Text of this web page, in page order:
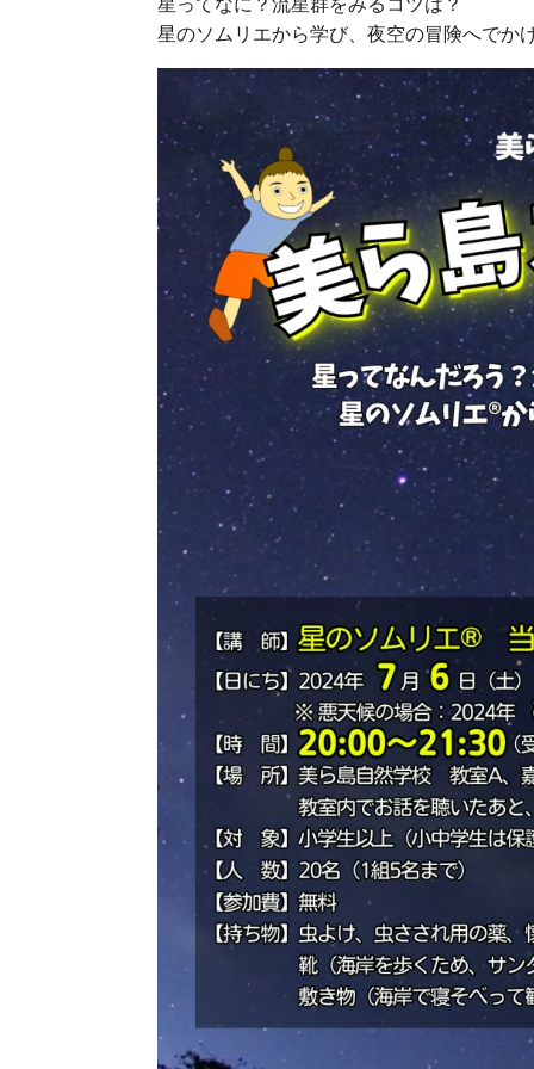
星ってなに？流星群をみるコツは？
星のソムリエから学び、夜空の冒険へでか